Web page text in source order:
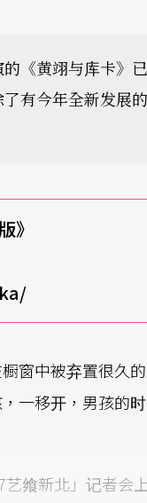
《黄翊与库卡》
有今年全新发展
》
窗中被弃置很久
一移开，男孩的
飨新北」记者会